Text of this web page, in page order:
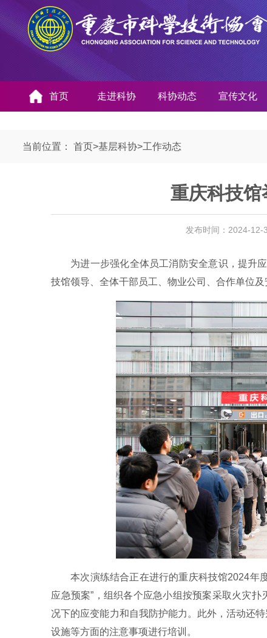
首页 走进科协 科协动态 宣传文化
当前位置： 首页>基层科协>工作动态
重庆科技
发布时间：2024-
为进一步强化全体员工消防安全意识，提升
技馆领导、全体干部员工、物业公司、合作单位
本次演练结合正在进行的重庆科技馆2024年
应急预案”，组织各个应急小组按预案采取火灾
况下的应变能力和自我防护能力。此外，活动还
设施等方面的注意事项进行培训。